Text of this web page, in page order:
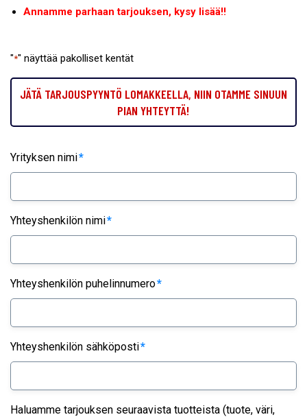
Annamme parhaan tarjouksen, kysy lisää!!
"*" näyttää pakolliset kentät
JÄTÄ TARJOUSPYYNTÖ LOMAKKEELLA, NIIN OTAMME SINUUN
PIAN YHTEYTTÄ!
Yrityksen nimi*
Yhteyshenkilön nimi*
Yhteyshenkilön puhelinnumero*
Yhteyshenkilön sähköposti*
Haluamme tarjouksen seuraavista tuotteista (tuote, väri,